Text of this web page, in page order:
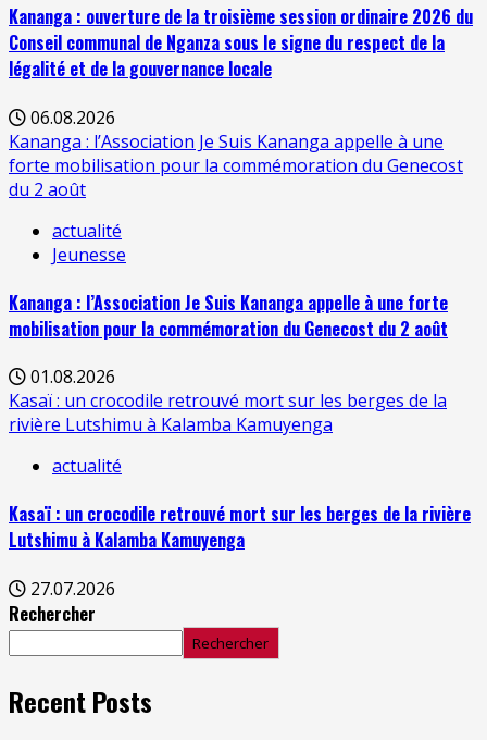
Kananga : ouverture de la troisième session ordinaire 2026 du
Conseil communal de Nganza sous le signe du respect de la
légalité et de la gouvernance locale
06.08.2026
Kananga : l’Association Je Suis Kananga appelle à une
forte mobilisation pour la commémoration du Genecost
du 2 août
actualité
Jeunesse
Kananga : l’Association Je Suis Kananga appelle à une forte
mobilisation pour la commémoration du Genecost du 2 août
01.08.2026
Kasaï : un crocodile retrouvé mort sur les berges de la
rivière Lutshimu à Kalamba Kamuyenga
actualité
Kasaï : un crocodile retrouvé mort sur les berges de la rivière
Lutshimu à Kalamba Kamuyenga
27.07.2026
Rechercher
Rechercher
Recent Posts